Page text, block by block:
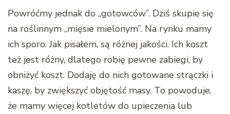
Powróćmy jednak do „gotowców”. Dziś skupie się
na roślinnym „mięsie mielonym”. Na rynku mamy
ich sporo. Jak pisałem, są różnej jakości. Ich koszt
też jest różny, dlatego robię pewne zabiegi, by
obniżyć koszt. Dodaję do nich gotowane strączki i
kaszę, by zwiększyć objętość masy. To powoduje,
że mamy więcej kotletów do upieczenia lub